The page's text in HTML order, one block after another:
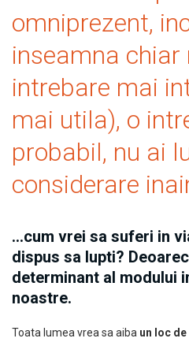
omniprezent,
inseamna chiar
intrebare mai
mai utila), o
probabil, nu ai
considerare
…cum vrei sa suferi in
dispus sa lupti?
determinant al modului
noastre.
Toata lumea vrea sa aiba un loc